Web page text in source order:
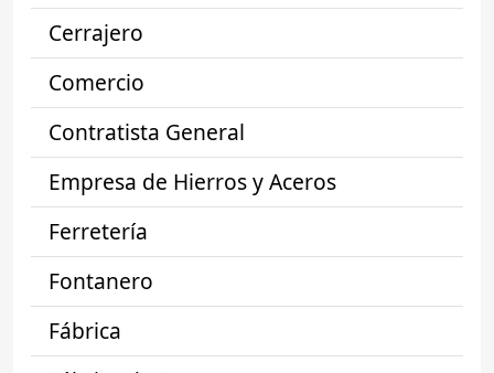
Cerrajero
Comercio
Contratista General
Empresa de Hierros y Aceros
Ferretería
Fontanero
Fábrica